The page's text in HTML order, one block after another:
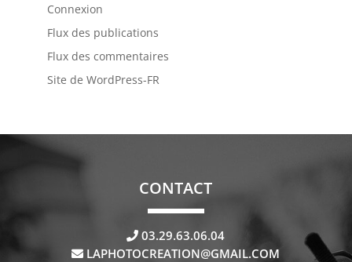
Connexion
Flux des publications
Flux des commentaires
Site de WordPress-FR
CONTACT
03.29.63.06.04
LAPHOTOCREATION@GMAIL.COM